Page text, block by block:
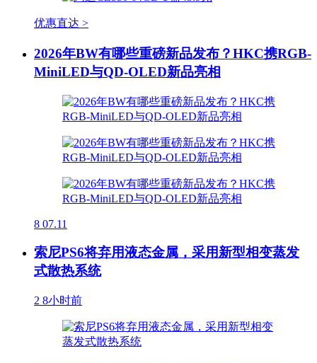
优惠直达 >
2026年BW有哪些重磅新品发布？HKC携RGB-
MiniLED与QD-OLED新品亮相
8 07.11
索尼PS6将弃用液态金属，采用新型相变蒸发
式散热系统
2 8小时前